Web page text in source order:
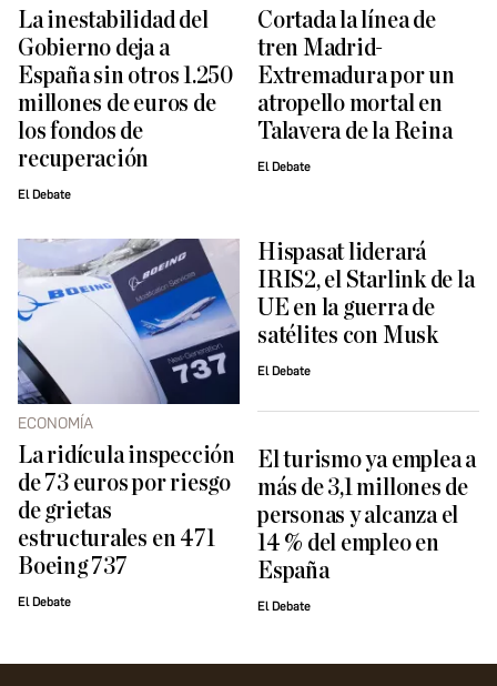
La inestabilidad del
Gobierno deja a
España sin otros 1.250
millones de euros de
los fondos de
recuperación
El Debate
Cortada la línea de
tren Madrid-
Extremadura por un
atropello mortal en
Talavera de la Reina
El Debate
ECONOMÍA
La ridícula inspección
de 73 euros por riesgo
de grietas
estructurales en 471
Boeing 737
El Debate
Hispasat liderará
IRIS2, el Starlink de la
UE en la guerra de
satélites con Musk
El Debate
El turismo ya emplea a
más de 3,1 millones de
personas y alcanza el
14 % del empleo en
España
El Debate